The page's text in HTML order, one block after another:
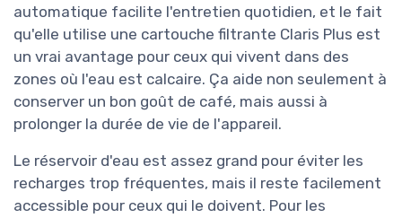
automatique facilite l'entretien quotidien, et le fait
qu'elle utilise une cartouche filtrante Claris Plus est
un vrai avantage pour ceux qui vivent dans des
zones où l'eau est calcaire. Ça aide non seulement à
conserver un bon goût de café, mais aussi à
prolonger la durée de vie de l'appareil.
Le réservoir d'eau est assez grand pour éviter les
recharges trop fréquentes, mais il reste facilement
accessible pour ceux qui le doivent. Pour les